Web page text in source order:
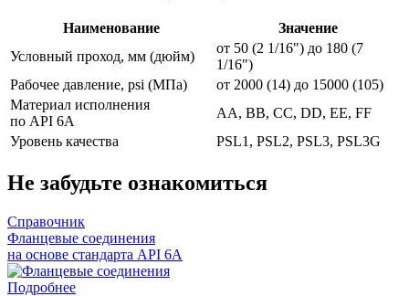
Наименование
Значение
Условный проход, мм (дюйм)
от 50 (2 1/16") до 180 (7
1/16")
Рабочее давление, psi (МПа)
от 2000 (14) до 15000 (105)
Материал исполнения
по API 6А
АА, ВВ, СС, DD, ЕЕ, FF
Уровень качества
PSL1, PSL2, PSL3, PSL3G
Не забудьте ознакомиться
Справочник
Фланцевые соединения
на основе стандарта API 6A
Подробнее